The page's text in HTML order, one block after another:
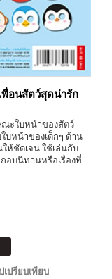
อนสัตว์สุดน่ารัก
ะใบหน้าของสัตว์
บหน้าของเด็กๆ ด้าน
ห้ชัดเจน ใช้เล่นกับ
อบนิทานหรือเรื่องที่
เปรียบเทียบ